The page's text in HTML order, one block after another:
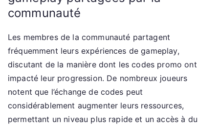
communauté
Les membres de la communauté partagent
fréquemment leurs expériences de gameplay,
discutant de la manière dont les codes promo ont
impacté leur progression. De nombreux joueurs
notent que l’échange de codes peut
considérablement augmenter leurs ressources,
permettant un niveau plus rapide et un accès à du